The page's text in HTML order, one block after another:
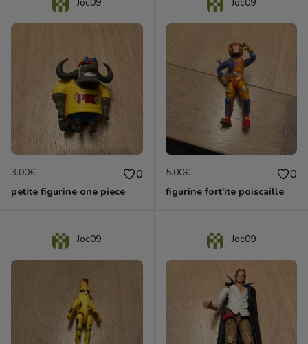
3.00€ 0
petite figurine one piece
5.00€ 0
figurine fort'ite poiscaille
Joc09 Joc09